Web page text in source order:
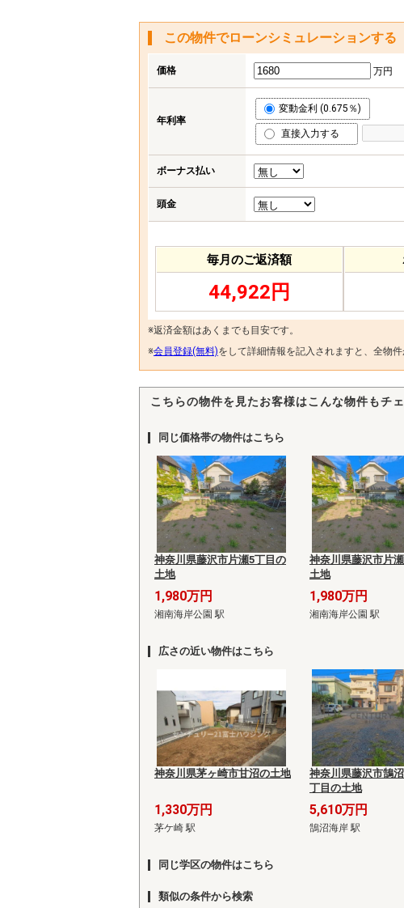
この物件でローンシミュレーションする
価格 万円
年利率
変動金利 (0.675％)
直接入力する
ボーナス払い
頭金
毎月のご返済額
44,922円
※返済金額はあくまでも目安です。
※会員登録(無料)をして詳細情報を記入されますと、全物
こちらの物件を見たお客様はこんな物件もチ
同じ価格帯の物件はこちら
神奈川県藤沢市片瀬5丁目の
土地
1,980万円
湘南海岸公園 駅
神奈川県藤沢市片
土地
1,980万円
湘南海岸公園 駅
広さの近い物件はこちら
神奈川県茅ヶ崎市甘沼の土地
1,330万円
茅ケ崎 駅
神奈川県藤沢市鵠
丁目の土地
5,610万円
鵠沼海岸 駅
同じ学区の物件はこちら
類似の条件から検索